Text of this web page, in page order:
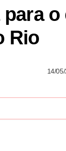
para
Rio
14/